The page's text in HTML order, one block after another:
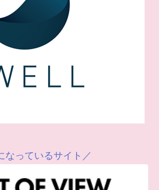
なっているサイト／